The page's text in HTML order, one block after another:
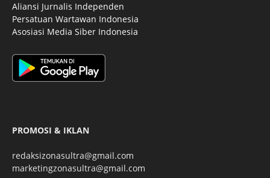
Aliansi Jurnalis Independen
Persatuan Wartawan Indonesia
Asosiasi Media Siber Indonesia
PROMOSI & IKLAN
redaksizonasultra@gmail.com
marketingzonasultra@gmail.com